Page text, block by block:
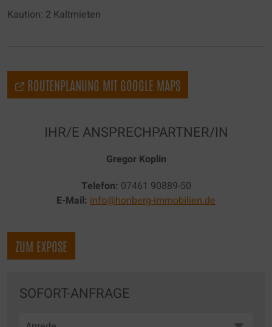
Kaution: 2 Kaltmieten
ROUTENPLANUNG MIT GOOGLE MAPS
IHR/E ANSPRECHPARTNER/IN
Gregor Koplin
Telefon: 07461 90889-50
E-Mail: info@honberg-immobilien.de
ZUM EXPOSE
SOFORT-ANFRAGE